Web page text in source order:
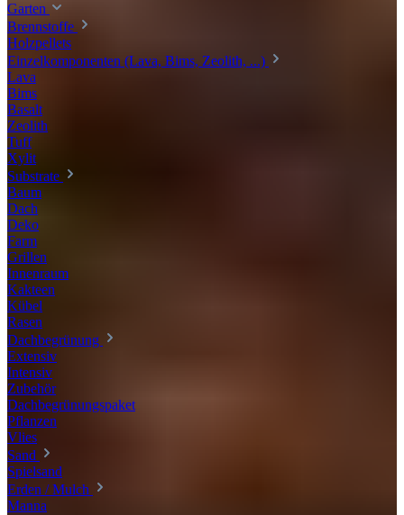
Garten
Brennstoffe
Holzpellets
Einzelkomponenten (Lava, Bims, Zeolith, ...)
Lava
Bims
Basalt
Zeolith
Tuff
Xylit
Substrate
Baum
Dach
Deko
Farm
Grillen
Innenraum
Kakteen
Kübel
Rasen
Dachbegrünung
Extensiv
Intensiv
Zubehör
Dachbegrünungspaket
Pflanzen
Vlies
Sand
Spielsand
Erden / Mulch
Manna